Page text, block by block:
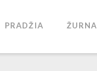
PRADŽIA